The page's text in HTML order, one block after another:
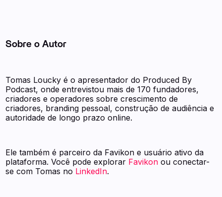
Sobre o Autor
Tomas Loucky é o apresentador do Produced By
Podcast, onde entrevistou mais de 170 fundadores,
criadores e operadores sobre crescimento de
criadores, branding pessoal, construção de audiência e
autoridade de longo prazo online.
Ele também é parceiro da Favikon e usuário ativo da
plataforma. Você pode explorar Favikon ou conectar-
se com Tomas no LinkedIn.